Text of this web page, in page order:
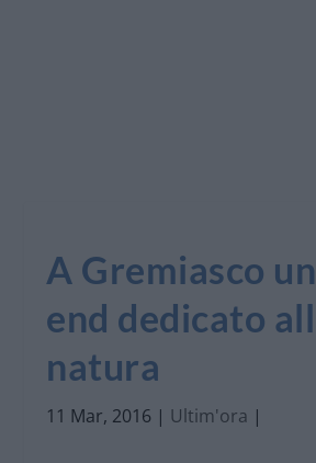
A Gremiasco
end dedicato
natura
11 Mar, 2016 | Ultim'ora |